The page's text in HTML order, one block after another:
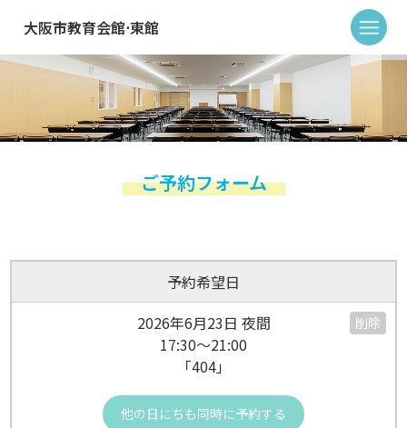
大阪市教育会館⋅東館
ご予約フォーム
予約希望日
2026年6月23日 夜間
17:30～21:00
「404」
削除
他の日にちも同時に予約する